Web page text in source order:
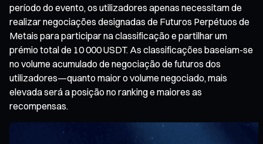
período do evento, os utilizadores apenas necessitam de
realizar negociações designadas de Futuros Perpétuos de
Metais para participar na classificação e partilhar um
prémio total de 10 000 USDT. As classificações baseiam-se
no volume acumulado de negociação de futuros dos
utilizadores—quanto maior o volume negociado, mais
elevada será a posição no ranking e maiores as
recompensas.